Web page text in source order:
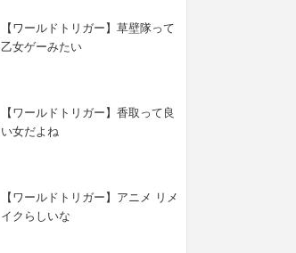
【ワールドトリガー】草壁隊って
乙女ゲーみたい
【ワールドトリガー】香取って良
い女だよね
【ワールドトリガー】アニメ リメ
イクらしいな